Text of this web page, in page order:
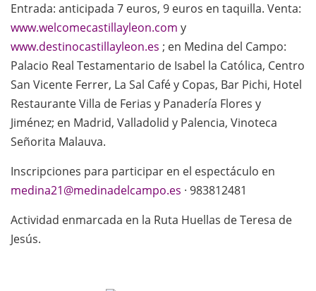
Entrada: anticipada 7 euros, 9 euros en taquilla. Venta:
www.welcomecastillayleon.com y
www.destinocastillayleon.es ; en Medina del Campo:
Palacio Real Testamentario de Isabel la Católica, Centro
San Vicente Ferrer, La Sal Café y Copas, Bar Pichi, Hotel
Restaurante Villa de Ferias y Panadería Flores y
Jiménez; en Madrid, Valladolid y Palencia, Vinoteca
Señorita Malauva.
Inscripciones para participar en el espectáculo en
medina21@medinadelcampo.es · 983812481
Actividad enmarcada en la Ruta Huellas de Teresa de
Jesús.